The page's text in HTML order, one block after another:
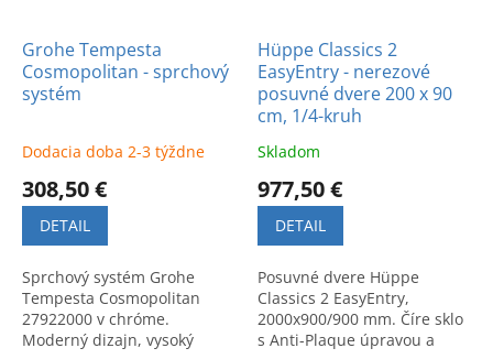
Grohe Tempesta
Cosmopolitan - sprchový
systém
Dodacia doba 2-3 týždne
308,50 €
DETAIL
Sprchový systém Grohe
Tempesta Cosmopolitan
27922000 v chróme.
Moderný dizajn, vysoký
Hüppe Classics 2
EasyEntry - nerezové
posuvné dvere 200 x 90
cm, 1/4-kruh
Skladom
977,50 €
DETAIL
Posuvné dvere Hüppe
Classics 2 EasyEntry,
2000x900/900 mm. Číre sklo
s Anti-Plaque úpravou a